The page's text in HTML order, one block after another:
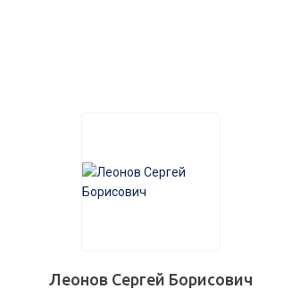
Леонов Сергей Борисович